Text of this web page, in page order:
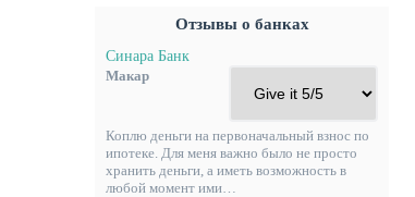
Отзывы о банках
Синара Банк
Макар
Коплю деньги на первоначальный взнос по
ипотеке. Для меня важно было не просто
хранить деньги, а иметь возможность в
любой момент ими…